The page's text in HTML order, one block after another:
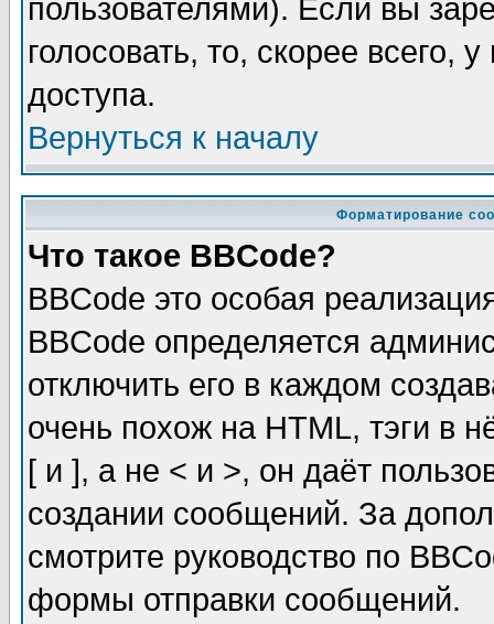
пользователями). Если вы
голосовать, то, скорее всего,
доступа.
Вернуться к началу
Форматирование
Что такое BBCode?
BBCode это особая
BBCode определяется
отключить его в каждом
очень похож на HTML, тэги в
[ и ], а не < и >, он даёт
создании сообщений. За
смотрите руководство по
формы отправки сообщений.